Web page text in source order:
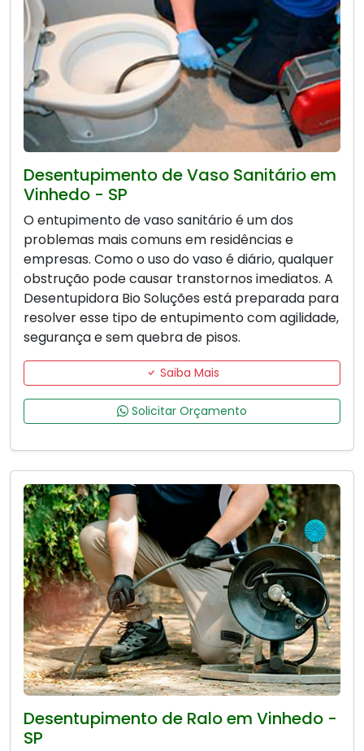
Desentupimento de Vaso Sanitário em
Vinhedo - SP
O entupimento de vaso sanitário é um dos
problemas mais comuns em residências e
empresas. Como o uso do vaso é diário, qualquer
obstrução pode causar transtornos imediatos. A
Desentupidora Bio Soluções está preparada para
resolver esse tipo de entupimento com agilidade,
segurança e sem quebra de pisos.
Saiba Mais
Solicitar Orçamento
Desentupimento de Ralo em Vinhedo -
SP